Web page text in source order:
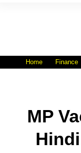
Home Finance
MP